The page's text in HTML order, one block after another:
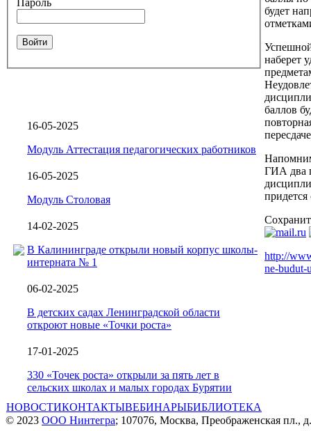
Войти
16-05-2025
Модуль Аттестация педагогических работников
16-05-2025
Модуль Столовая
14-02-2025
В Калининграде открыли новый корпус школы-
интерната № 1
06-02-2025
В детских садах Ленинградской области
откроют новые «Точки роста»
17-01-2025
330 «Точек роста» открыли за пять лет в
сельских школах и малых городах Бурятии
будет
наберет
баллов
ГИА два
придется
http://
ne-budut-
НОВОСТИКОНТАКТЫВЕБИНАРЫБИБЛИОТЕКА
© 2023 ООО Нинтегра; 107076, Москва, Преображенская пл.,